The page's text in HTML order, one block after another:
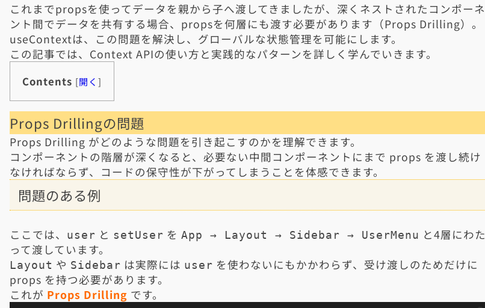
これまでpropsを使ってデータを親から子へ渡してきましたが、深くネストされたコンポーネ
ント間でデータを共有する場合、propsを何層にも渡す必要があります（Props Drilling）。
useContextは、この問題を解決し、グローバルな状態管理を可能にします。
この記事では、Context APIの使い方と実践的なパターンを詳しく学んでいきます。
Contents [開く ]
Props Drillingの問題
Props Drilling がどのような問題を引き起こすのかを理解できます。
コンポーネントの階層が深くなると、必要ない中間コンポーネントにまで props を渡し続け
なければならず、コードの保守性が下がってしまうことを体感できます。
問題のある例
ここでは、 user と setUser を App → Layout → Sidebar → UserMenu と4層にわた
って渡しています。
Layout や Sidebar は実際には user を使わないにもかかわらず、受け渡しのためだけに
props を持つ必要があります。
これが Props Drilling です。